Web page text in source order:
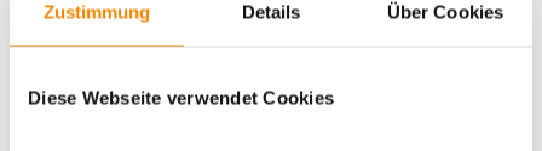
Zustimmung Details Über Cookies
Diese Webseite verwendet Cookies
BESCHREIBUNG
TECHNISCHE DATEN